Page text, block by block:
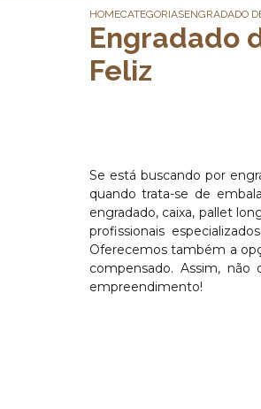
HOMECATEGORIASENGRADADO
Engradado
Feliz
Se está buscando por
quando trata-se de
engradado, caixa, pallet
profissionais
Oferecemos também a
compensado. Assim,
empreendimento!